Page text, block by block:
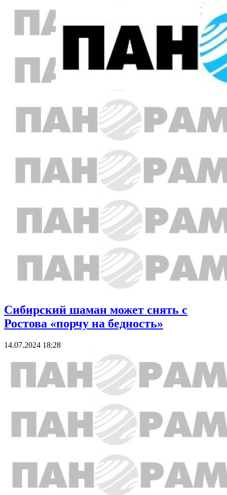
Сибирский шаман может снять с
Ростова «порчу на бедность»
14.07.2024 18:28